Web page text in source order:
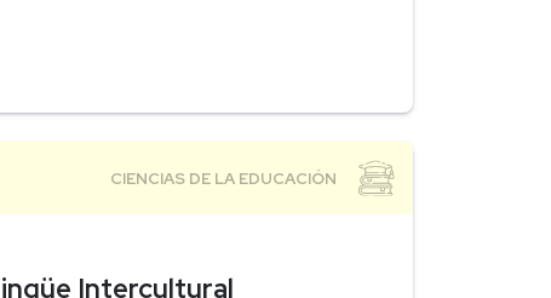
Intercultural